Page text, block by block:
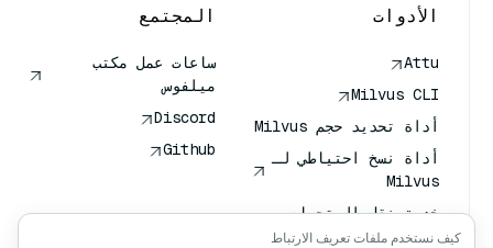
الأدوات
Attu
Milvus CLI
أداة تحديد حجم Milvus
أداة نسخ احتياطي لـ
Milvus
خدمة نقل المتجهات
(VTS)
المجتمع
ساعات عمل مكتب
ميلفوس
Discord
Github
كيف نستخدم ملفات تعريف الارتباط